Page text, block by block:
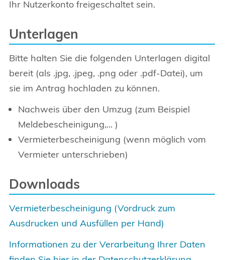
Ihr Nutzerkonto freigeschaltet sein.
Unterlagen
Bitte halten Sie die folgenden Unterlagen digital
bereit (als .jpg, .jpeg, .png oder .pdf-Datei), um
sie im Antrag hochladen zu können.
Nachweis über den Umzug (zum Beispiel
Meldebescheinigung,... )
Vermieterbescheinigung (wenn möglich vom
Vermieter unterschrieben)
Downloads
Vermieterbescheinigung (Vordruck zum
Ausdrucken und Ausfüllen per Hand)
Informationen zu der Verarbeitung Ihrer Daten